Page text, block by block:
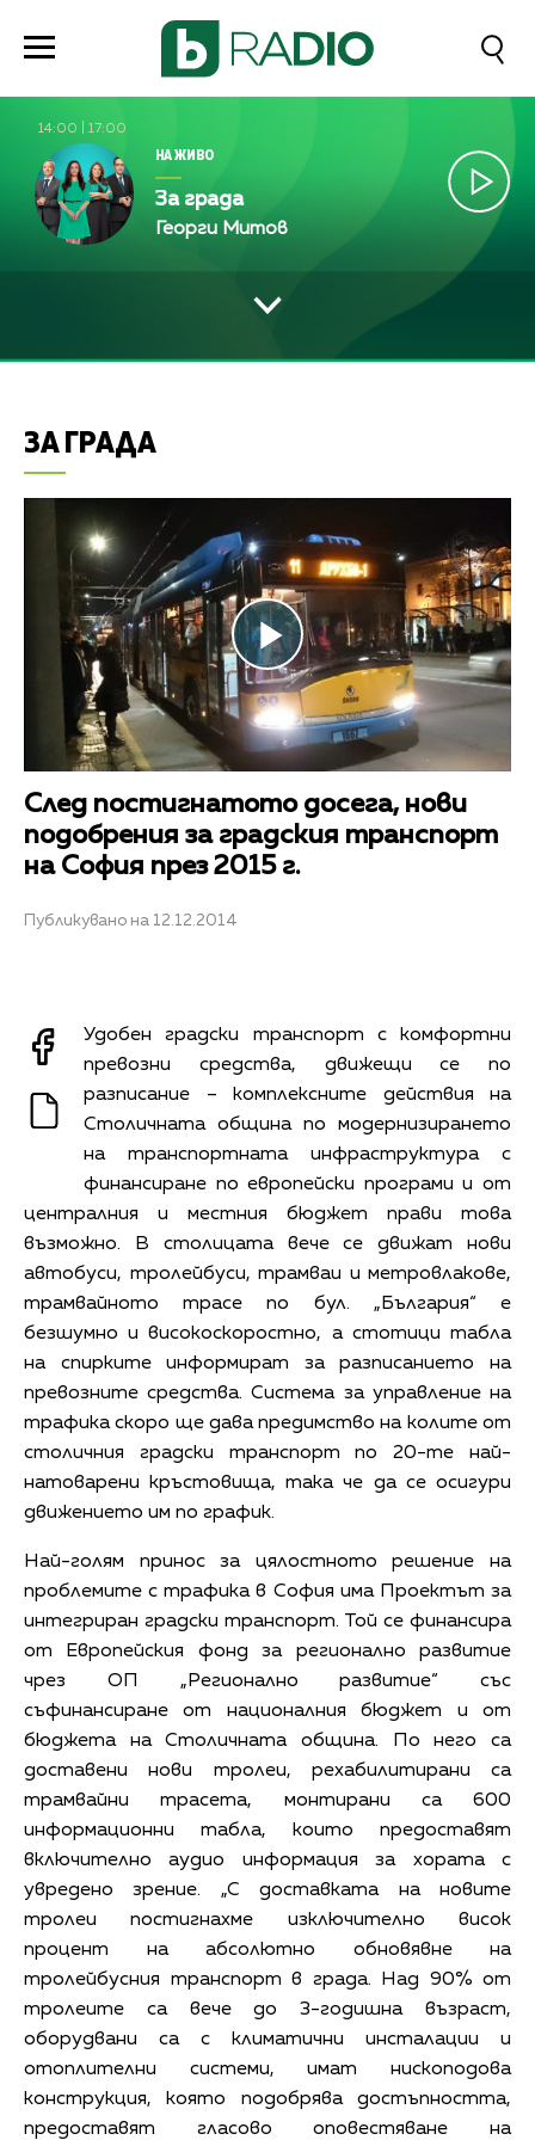
14:00 17:00
НА ЖИВО
За града
Георги Митов
ЗА ГРАДА
Play
Video
След постигнатото досега, нови
подобрения за градския транспорт
на София през 2015 г.
Публикувано на 12.12.2014
Удобен градски транспорт с комфортни
превозни средства, движещи се по
разписание – комплексните действия на
Столичната община по модернизирането
на транспортната инфраструктура с
финансиране по европейски програми и от
централния и местния бюджет прави това
възможно. В столицата вече се движат нови
автобуси, тролейбуси, трамваи и метровлакове,
трамвайното трасе по бул. „България“ е
безшумно и високоскоростно, а стотици табла
на спирките информират за разписанието на
превозните средства. Система за управление на
трафика скоро ще дава предимство на колите от
столичния градски транспорт по 20-те най-
натоварени кръстовища, така че да се осигури
движението им по график.
Най-голям принос за цялостното решение на
проблемите с трафика в София има Проектът за
интегриран градски транспорт. Той се финансира
от Европейския фонд за регионално развитие
чрез ОП „Регионално развитие“ със
съфинансиране от националния бюджет и от
бюджета на Столичната община. По него са
доставени нови тролеи, рехабилитирани са
трамвайни трасета, монтирани са 600
информационни табла, които предоставят
включително аудио информация за хората с
увредено зрение. „С доставката на новите
тролеи постигнахме изключително висок
процент на абсолютно обновявне на
тролейбусния транспорт в града. Над 90% от
тролеите са вече до 3-годишна възраст,
оборудвани са с климатични инсталации и
отоплителни системи, имат нископодова
конструкция, която подобрява достъпността,
предоставят гласово оповестяване на